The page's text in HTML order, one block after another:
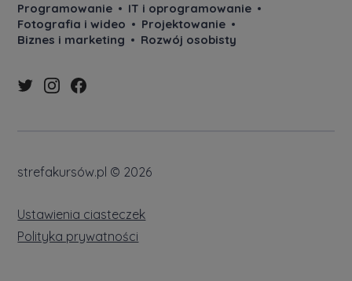
Programowanie
IT i oprogramowanie
Fotografia i wideo
Projektowanie
Biznes i marketing
Rozwój osobisty
strefakursów.pl © 2026
Ustawienia ciasteczek
Polityka prywatności